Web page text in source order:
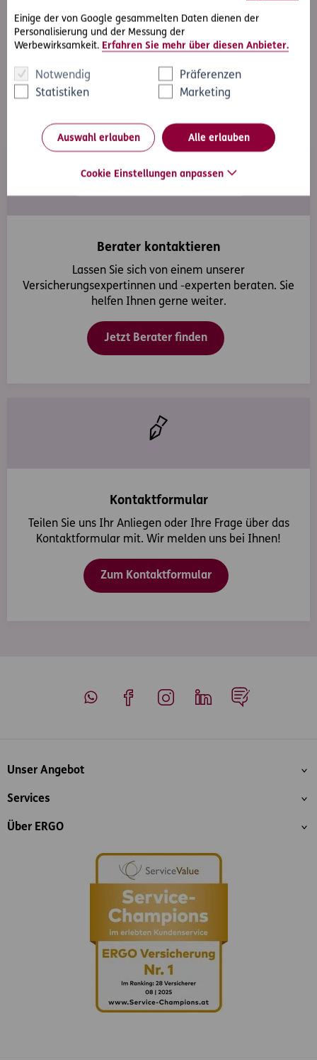
Einige der von Google gesammelten Daten dienen der
Personalisierung und der Messung der
Werbewirksamkeit. Erfahren Sie mehr über diesen Anbieter.
Notwendig
Präferenzen
Statistiken
Marketing
Auswahl erlauben Alle erlauben
Cookie Einstellungen anpassen
Nicht die passende Antwort
gefunden?
Kontaktieren Sie eine Beraterin oder einen Berater
aus
Berater kontaktieren
Lassen Sie sich von einem unserer
Versicherungsexpertinnen und -experten beraten. Sie
helfen Ihnen gerne weiter.
Jetzt Berater finden
Kontaktformular
Teilen Sie uns Ihr Anliegen oder Ihre Frage über das
Kontaktformular mit. Wir melden uns bei Ihnen!
Zum Kontaktformular
Inhaltsübersicht
Unser Angebot
Services
Über ERGO